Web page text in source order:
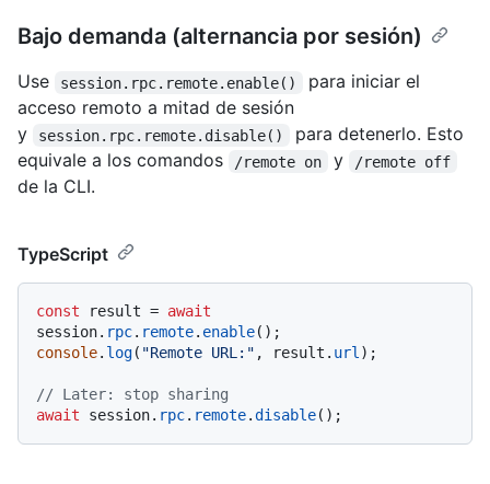
Bajo demanda (alternancia por sesión)
Use session.rpc.remote.enable()
para iniciar el
acceso remoto a mitad de sesión
y
session.rpc.remote.disable()
para detenerlo. Esto
equivale a los comandos
/remote on y /remote off
de la CLI.
TypeScript
const result = await
session. rpc. remote. enable
console. log( "Remote URL:" , result. url);
// Later: stop sharing
await session. rpc. remote.disable